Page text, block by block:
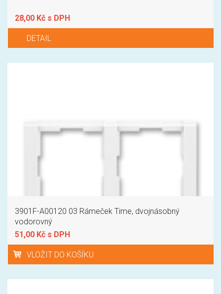
28,00 Kč s DPH
DETAIL
3901F-A00120 03 Rámeček Time, dvojnásobný
vodorovný
51,00 Kč s DPH
VLOŽIT DO KOŠÍKU